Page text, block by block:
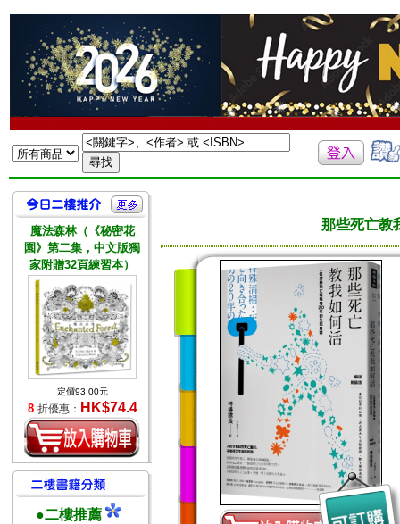
魔法森林（《秘密花
園》第二集，中文版獨
家附贈32頁練習本）
定價93.00元
8 折優惠： HK$74.4
●二樓推薦
那些死亡教